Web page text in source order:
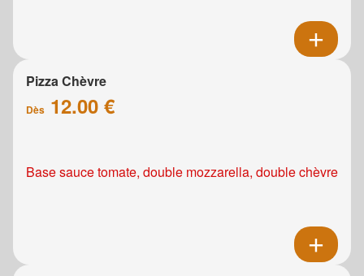
Pizza Chèvre
Dès 12.00 €
Base sauce tomate, double mozzarella, double chèvre